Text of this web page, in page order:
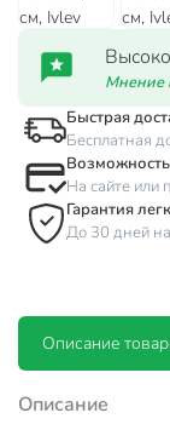
Мнение
Быстрая
Бесплатная
На сайте или
Гарантия
До 30 дней на
Описание
Описание